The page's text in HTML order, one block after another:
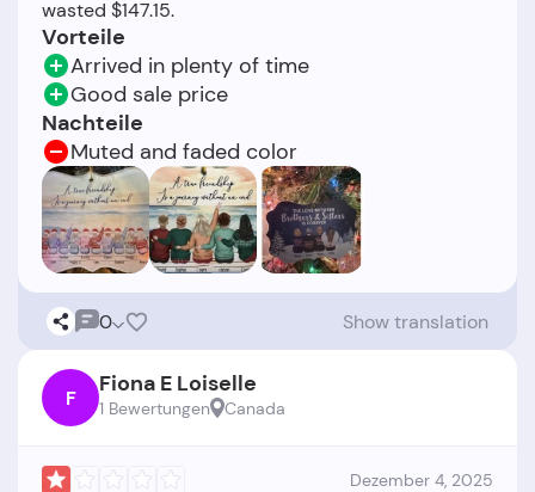
Vorteile
Arrived in plenty of time
Good sale price
Nachteile
Muted and faded color
0 Show translation
F Fiona E Loiselle
1 Bewertungen Canada
Dezember 4, 2025